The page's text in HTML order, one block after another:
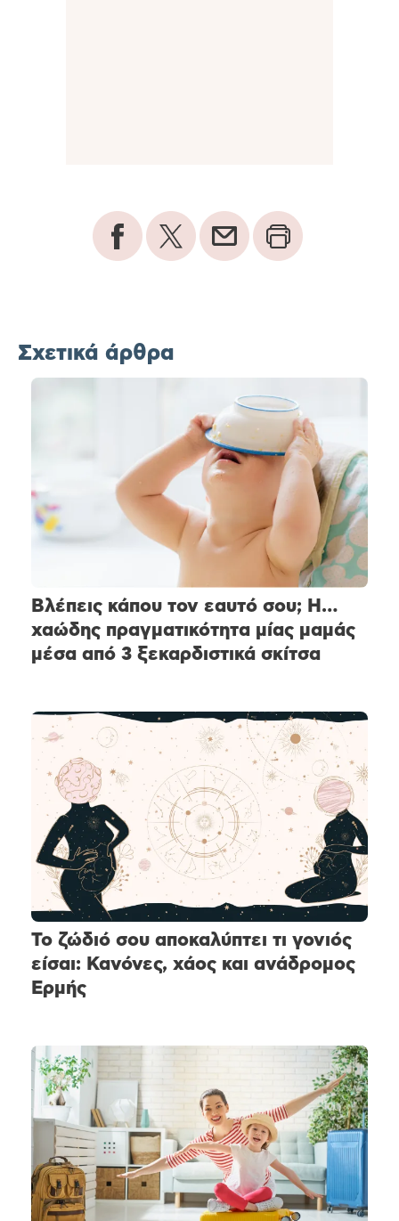
Σχετικά άρθρα
Βλέπεις κάπου τον εαυτό σου; Η…
χαώδης πραγματικότητα μίας μαμάς
μέσα από 3 ξεκαρδιστικά σκίτσα
Το ζώδιό σου αποκαλύπτει τι γονιός
είσαι: Κανόνες, χάος και ανάδρομος
Ερμής